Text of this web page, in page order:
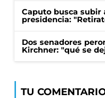
Caputo busca
presidencia:
Dos senadores
Kirchner: "qué se
TU